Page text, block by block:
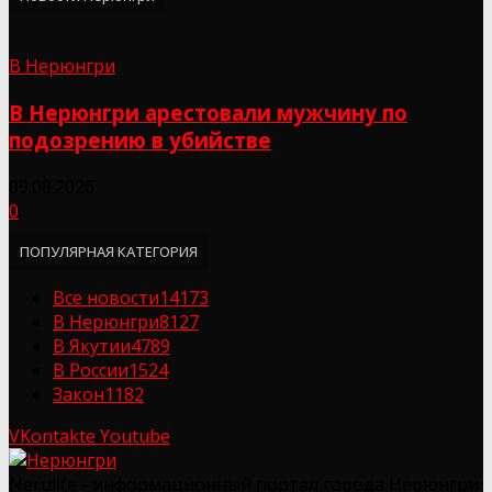
В Нерюнгри
В Нерюнгри арестовали мужчину по
подозрению в убийстве
0
ПОПУЛЯРНАЯ КАТЕГОРИЯ
Все новости14173
В Нерюнгри8127
В Якутии4789
В России1524
Закон1182
VKontakte Youtube